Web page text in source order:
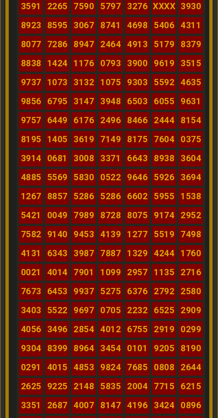
3591
2265 7590 5797 3276 XXXX 3930
8923
8595 3067 8741 4698 5406
4311
8077
7286 8947 2464 4913 5179
8379
8838
1424 1176 0793 3900 9619
3515
9737
1073 3132 1075 9303 5592
4635
9856
6795 3147 3948 6503 6055
9631
9757
6449 6176 2496 8466 2444
8154
8195
1405 3619 7149 8175 7604
0375
3914
0681 3008 3371 6643 8938
3604
4885
5569 5830 0522 9646 5926
3694
1267
8857 5286 5286 6602 5955
1538
5421
0049 7989 8728 8075 9174
2952
7582
9140 9453 4139 1277 5519
7498
4131
6343 3987 7887 1329 4244
1760
0021
4014 7901 1099 2957 1135
2716
7673
6453 9937 5275 6376 2792
2580
3403
5522 9697 0705 2232 6525
2909
4056
3496 2854 4012 6755 2919
0299
9304
8399 8964 3454 0101 9205
8190
0291
4015 4853 9824 7685 0808
2644
2625
9225 2148 5835 2004 7715
6215
3351
2687 4007 8147 4196 3424
0896